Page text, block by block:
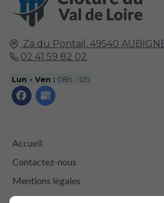
Za du Pontail, 49540
02 41 59 82 02
Lun - Ven : 08h - 12h
Accueil
Contactez-nous
Mentions légales
Plan du site